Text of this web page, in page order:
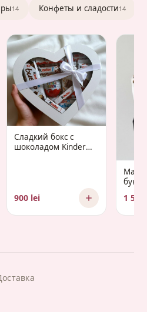
14 Конфеты и сладости14
Сладкий бокс с
шоколадом Kinder
900 lei 1